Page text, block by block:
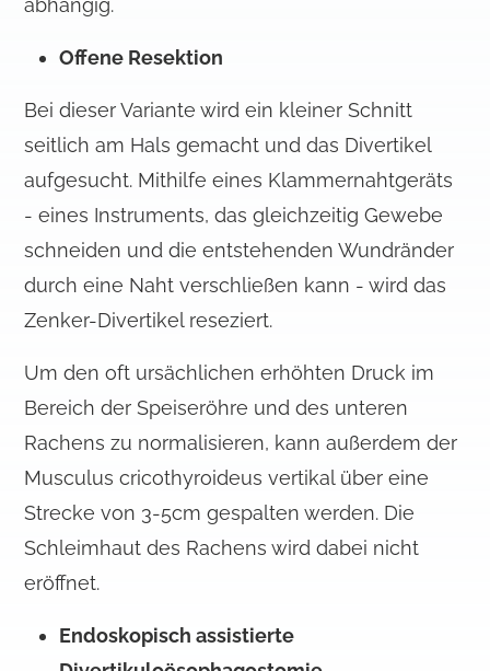
abhängig.
Offene Resektion
Bei dieser Variante wird ein kleiner Schnitt
seitlich am Hals gemacht und das Divertikel
aufgesucht. Mithilfe eines Klammernahtgeräts
- eines Instruments, das gleichzeitig Gewebe
schneiden und die entstehenden Wundränder
durch eine Naht verschließen kann - wird das
Zenker-Divertikel reseziert.
Um den oft ursächlichen erhöhten Druck im
Bereich der Speiseröhre und des unteren
Rachens zu normalisieren, kann außerdem der
Musculus cricothyroideus vertikal über eine
Strecke von 3-5cm gespalten werden. Die
Schleimhaut des Rachens wird dabei nicht
eröffnet.
Endoskopisch assistierte